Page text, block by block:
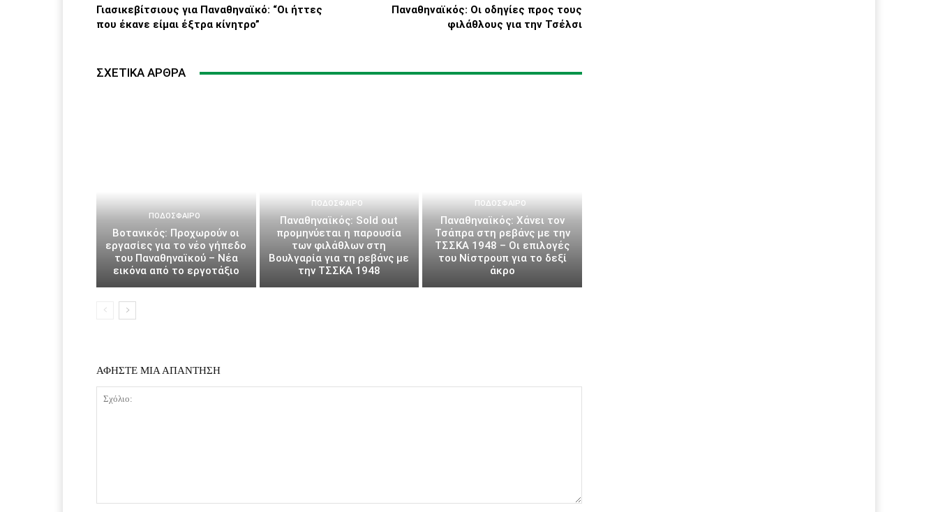
Γιασικεβίτσιους για Παναθηναϊκό: “Οι ήττες
που έκανε είμαι έξτρα κίνητρο”
Παναθηναϊκός: Οι οδηγίες προς τους
φιλάθλους για την Τσέλσι
ΣΧΕΤΙΚΆ ΆΡΘΡΑ
ΠΟΔΌΣΦΑΙΡΟ
Βοτανικός: Προχωρούν οι
εργασίες για το νέο γήπεδο
του Παναθηναϊκού – Νέα
εικόνα από το εργοτάξιο
ΠΟΔΌΣΦΑΙΡΟ
Παναθηναϊκός: Sold out
προμηνύεται η παρουσία
των φιλάθλων στη
Βουλγαρία για τη ρεβάνς με
την ΤΣΣΚΑ 1948
ΠΟΔΌΣΦΑΙΡΟ
Παναθηναϊκός: Χάνει τον
Τσάπρα στη ρεβάνς με την
ΤΣΣΚΑ 1948 – Οι επιλογές
του Νίστρουπ για το δεξί
άκρο
ΑΦΗΣΤΕ ΜΙΑ ΑΠΑΝΤΗΣΗ